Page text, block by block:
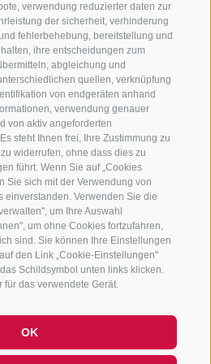
verwendung reduzierter daten zur
der sicherheit, verhinderung
fehlerbehebung, bereitstellung und
ihre entscheidungen zum
abgleichung und
quellen, verknüpfung
von endgeräten anhand
verwendung genauer
von aktiv angeforderten
steht Ihnen frei, Ihre Zustimmung zu
widerrufen, ohne dass dies zu
führt. Wenn Sie auf „Cookies
Sie sich mit der Verwendung von
einverstanden. Verwenden Sie die
um Ihre Auswahl
um ohne Cookies fortzufahren,
sind. Sie können Ihre Einstellungen
den Link „Cookie-Einstellungen"
Schildsymbol unten links klicken.
für das verwendete Gerät.
OK
UNS
765 325
Laufenden
Anmelden